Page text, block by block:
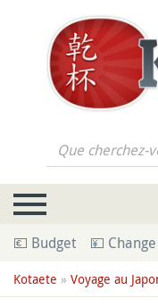
Que cherchez-
💶 Budget 💴
Kotaete » Voyage au